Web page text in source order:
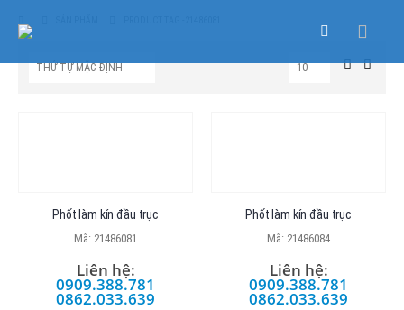
Phốt làm kín đầu trục
Mã: 21486081
Liên hệ:
0909.388.781
0862.033.639
Phốt làm kín đầu trục
Mã: 21486084
Liên hệ:
0909.388.781
0862.033.639